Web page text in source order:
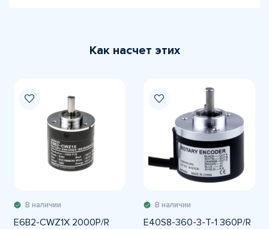
Как насчет этих
В наличии
E6B2-CWZ1X 2000P/R
В наличии
E40S8-360-3-T-1 360P/R